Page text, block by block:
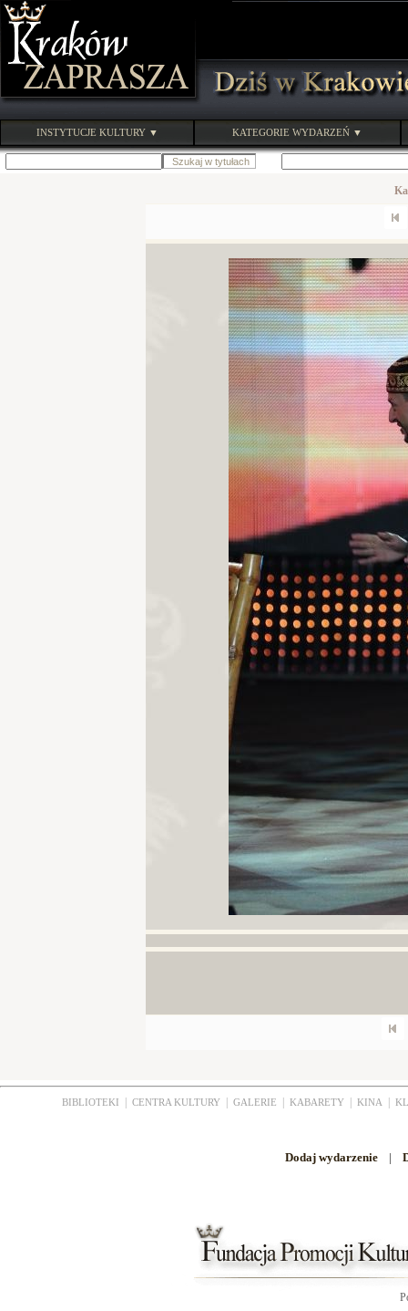
INSTYTUCJE KULTURY ▼ KATEGORIE WYDARZEŃ ▼
BIBLIOTEKI CENTRA KULTURY GALERIE KABARETY KINA
Dodaj wydarzenie |